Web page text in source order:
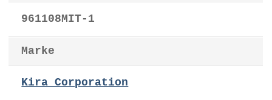
961108MIT-1
Marke
Kira Corporation